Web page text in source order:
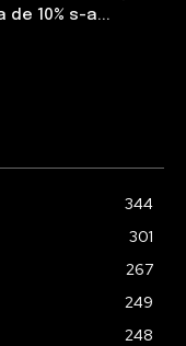
10% s-a...
344
301
267
249
248